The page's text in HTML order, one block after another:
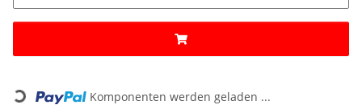
Loading... Komponenten werden geladen ...